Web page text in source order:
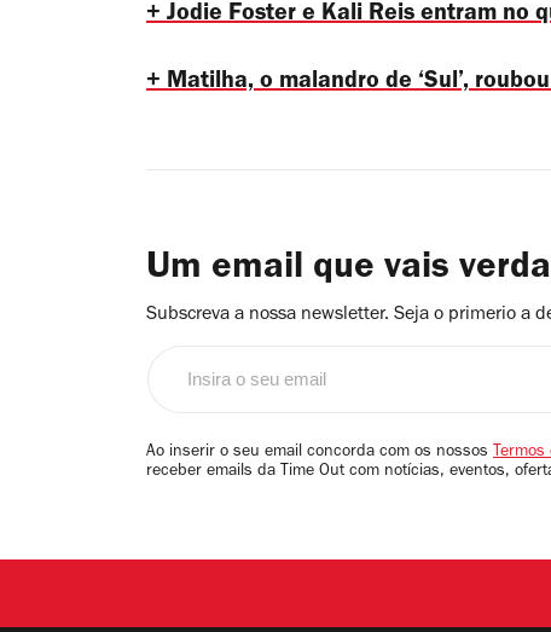
+ Jodie Foster e Kali Reis entram no
+ Matilha, o malandro de ‘Sul’,
Um email que vais
Subscreva a nossa newsletter. Seja o primerio a
email
Ao inserir o seu email concorda com os nossos Termos
receber emails da Time Out com notícias, eventos,